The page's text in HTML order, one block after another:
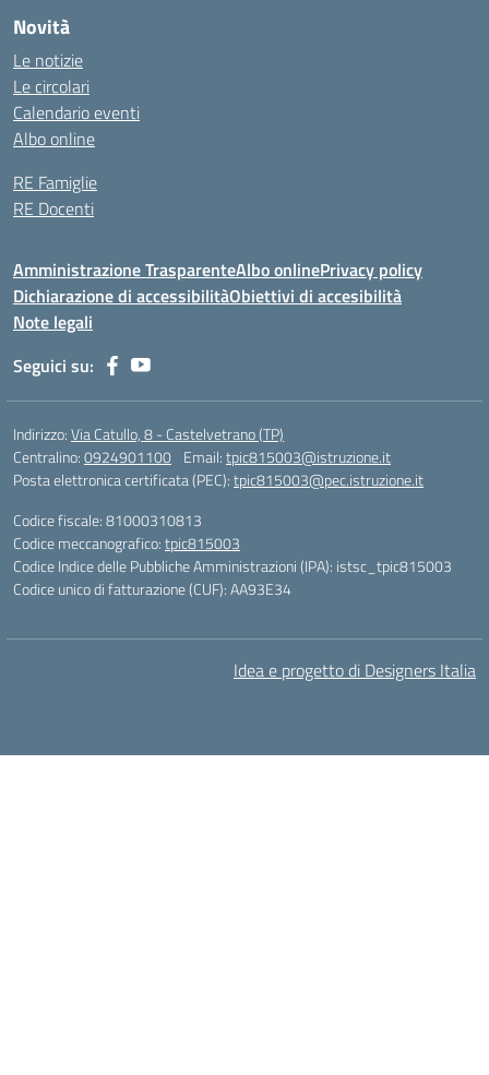
Novità
Le notizie
Le circolari
Calendario eventi
Albo online
RE Famiglie
RE Docenti
Amministrazione TrasparenteAlbo onlinePrivacy policy
Dichiarazione di accessibilitàObiettivi di accesibilità
Note legali
Seguici su:
Indirizzo:Via Catullo, 8 - Castelvetrano (TP)
Centralino:0924901100 Email:tpic815003@istruzione.it
Posta elettronica certificata (PEC):tpic815003@pec.istruzione.it
Codice fiscale: 81000310813
Codice meccanografico:tpic815003
Codice Indice delle Pubbliche Amministrazioni (IPA): istsc_tpic815003
Codice unico di fatturazione (CUF): AA93E34
Idea e progetto di Designers Italia